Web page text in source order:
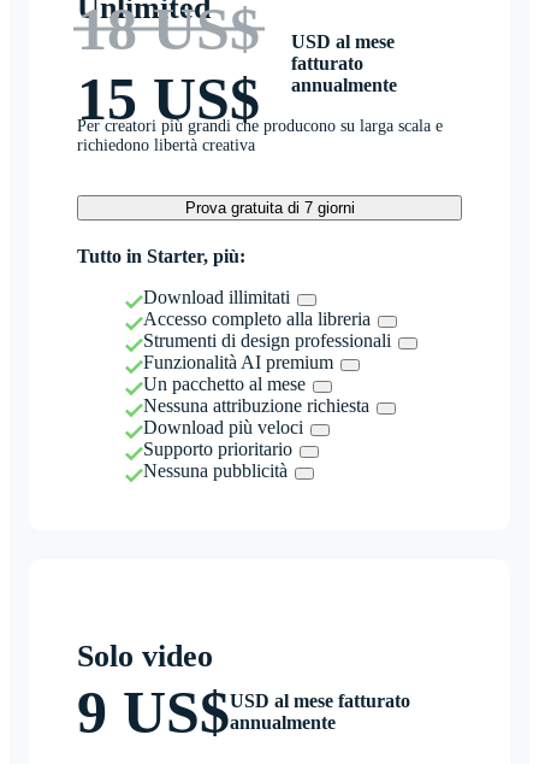
Unlimited
18 US$
15 US$
USD al mese
fatturato
annualmente
Per creatori più grandi che producono su larga scala e
richiedono libertà creativa
Prova gratuita di 7 giorni
Tutto in Starter, più:
Download illimitati
Accesso completo alla libreria
Strumenti di design professionali
Funzionalità AI premium
Un pacchetto al mese
Nessuna attribuzione richiesta
Download più veloci
Supporto prioritario
Nessuna pubblicità
Solo video
9 US$USD al mese fatturato
annualmente